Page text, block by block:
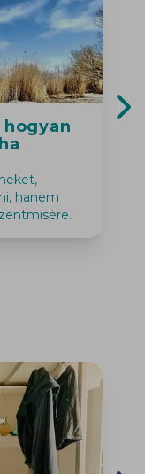
hanem